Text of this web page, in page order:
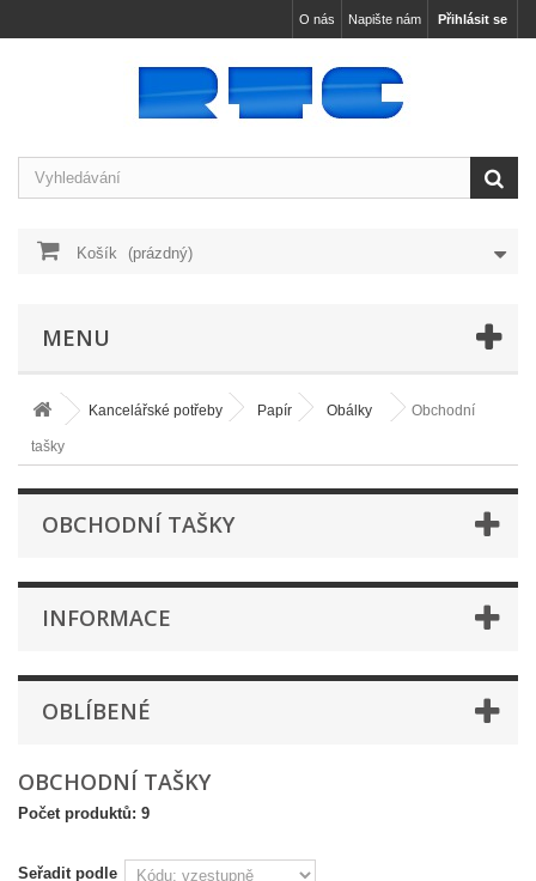
Přihlásit se
Napište nám
O nás
Košík (prázdný)
MENU
Kancelářské potřeby Papír Obálky Obchodní
tašky
OBCHODNÍ TAŠKY
INFORMACE
OBLÍBENÉ
OBCHODNÍ TAŠKY
Počet produktů: 9
Seřadit podle